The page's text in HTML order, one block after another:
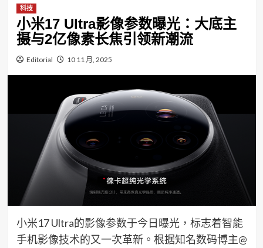
科技
小米17 Ultra影像参数曝光：大底主
摄与2亿像素长焦引领新潮流
Editorial 10 11 月, 2025
小米17 Ultra的影像参数于今日曝光，标志着智能
手机影像技术的又一次革新。根据知名数码博主@